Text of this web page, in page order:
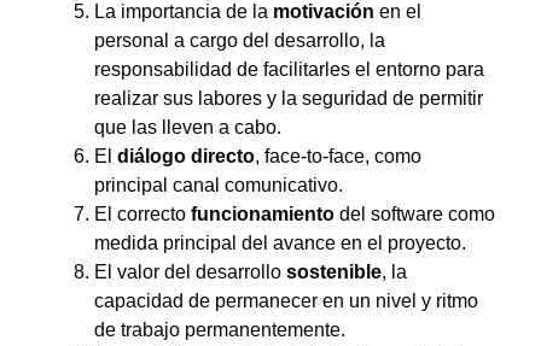
La importancia de la motivación en el
personal a cargo del desarrollo, la
responsabilidad de facilitarles el entorno para
realizar sus labores y la seguridad de permitir
que las lleven a cabo.
El diálogo directo, face-to-face, como
principal canal comunicativo.
El correcto funcionamientodel software como
medida principal del avance en el proyecto.
El valor del desarrollo sostenible, la
capacidad de permanecer en un nivel y ritmo
de trabajo permanentemente.